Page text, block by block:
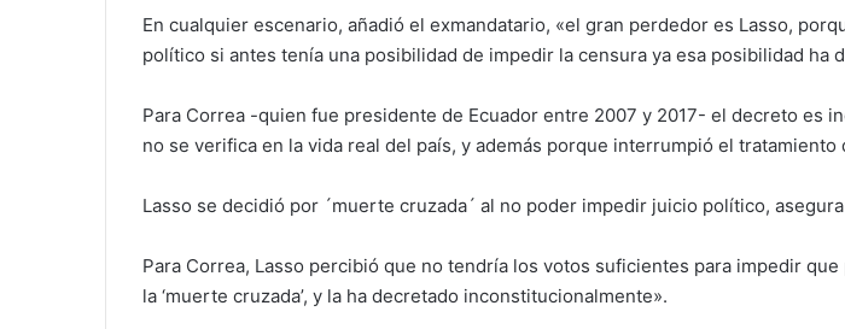
En cualquier escenario, añadió el exmandatario, «el gran perdedor es Lasso,
político si antes tenía una posibilidad de impedir la censura ya esa posibilidad ha
Para Correa -quien fue presidente de Ecuador entre 2007 y 2017- el decreto es
no se verifica en la vida real del país, y además porque interrumpió el
Lasso se decidió por ´muerte cruzada´ al no poder impedir juicio político,
Para Correa, Lasso percibió que no tendría los votos suficientes para impedir
la ‘muerte cruzada’, y la ha decretado inconstitucionalmente».